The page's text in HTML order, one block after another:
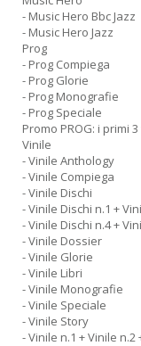
- Music Hero Bbc Jazz
- Music Hero Jazz
Prog
- Prog Compiega
- Prog Glorie
- Prog Monografie
- Prog Speciale
Promo PROG: i primi
Vinile
- Vinile Anthology
- Vinile Compiega
- Vinile Dischi
- Vinile Dischi n.1 +
- Vinile Dischi n.4 +
- Vinile Dossier
- Vinile Glorie
- Vinile Libri
- Vinile Monografie
- Vinile Speciale
- Vinile Story
- Vinile n.1 + Vinile n.2